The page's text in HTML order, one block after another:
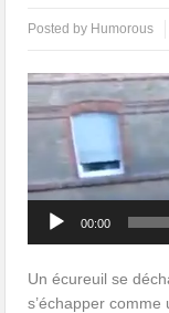
Posted by Humorous
Lecteur
vidéo
00:00
Un écureuil se
s’échapper comme